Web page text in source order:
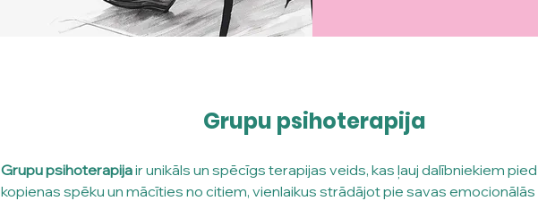
Grupu psihoterapija
Grupu psihoterapija ir unikāls un spēcīgs terapijas veids, kas ļauj dalībniekiem
kopienas spēku un mācīties no citiem, vienlaikus strādājot pie savas emocionālās